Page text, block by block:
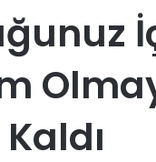
1
Y
D